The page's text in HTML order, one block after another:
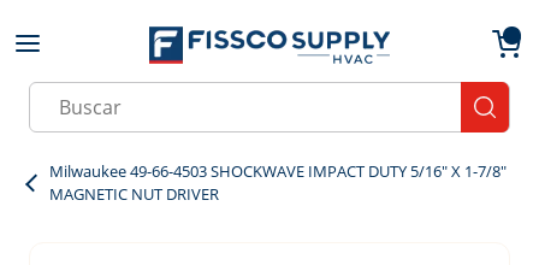
Skip to main content
Site Search
Milwaukee 49-66-4503 SHOCKWAVE IMPACT DUTY 5/16" X 1-7/8"
MAGNETIC NUT DRIVER